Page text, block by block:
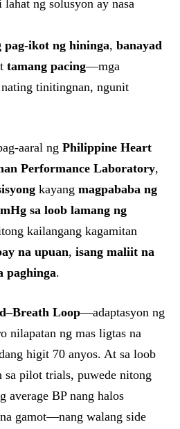
ng solusyon ay nasa
pag-ikot ng hininga, banayad
tamang pacing—mga
tinitingnan, ngunit
aaral ng Philippine Heart
Performance Laboratory,
kayang magpababa ng
sa loob lamang ng
kailangang kagamitan
na upuan, isang maliit na
paghinga.
Loop—adaptasyon ng
nilapatan ng mas ligtas na
higit 70 anyos. At sa loob
sa pilot trials, puwede nitong
average BP nang halos
gamot—nang walang side